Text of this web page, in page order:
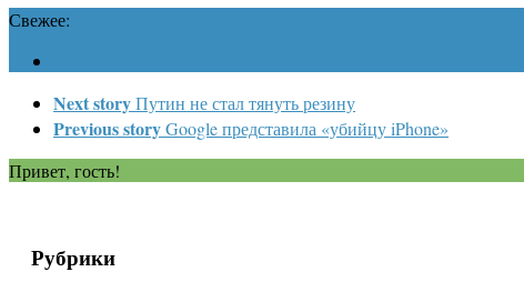
Свежее:
Next storyПутин не стал тянуть резину
Previous storyGoogle представила «убийцу iPhone»
Привет, гость!
Рубрики